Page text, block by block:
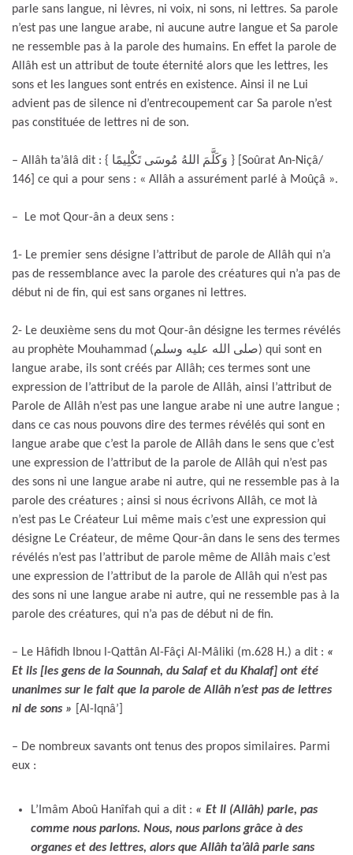
parle sans langue, ni lèvres, ni voix, ni sons, ni lettres. Sa parole
n’est pas une langue arabe, ni aucune autre langue et Sa parole
ne ressemble pas à la parole des humains. En effet la parole de
Allâh est un attribut de toute éternité alors que les lettres, les
sons et les langues sont entrés en existence. Ainsi il ne Lui
advient pas de silence ni d’entrecoupement car Sa parole n’est
pas constituée de lettres ni de son.
– Allâh ta’âlâ dit : { وَكَلَّمَ اللهُ مُوسَى تَكْلِيمًا } [Soûrat An-Niçâ/
146] ce qui a pour sens : « Allâh a assurément parlé à Moûçâ ».
– Le mot Qour-ân a deux sens :
1- Le premier sens désigne l’attribut de parole de Allâh qui n’a
pas de ressemblance avec la parole des créatures qui n’a pas de
début ni de fin, qui est sans organes ni lettres.
2- Le deuxième sens du mot Qour-ân désigne les termes révélés
au prophète Mouhammad (صلى الله عليه وسلم) qui sont en
langue arabe, ils sont créés par Allâh; ces termes sont une
expression de l’attribut de la parole de Allâh, ainsi l’attribut de
Parole de Allâh n’est pas une langue arabe ni une autre langue ;
dans ce cas nous pouvons dire des termes révélés qui sont en
langue arabe que c’est la parole de Allâh dans le sens que c’est
une expression de l’attribut de la parole de Allâh qui n’est pas
des sons ni une langue arabe ni autre, qui ne ressemble pas à la
parole des créatures ; ainsi si nous écrivons Allâh, ce mot là
n’est pas Le Créateur Lui même mais c’est une expression qui
désigne Le Créateur, de même Qour-ân dans le sens des termes
révélés n’est pas l’attribut de parole même de Allâh mais c’est
une expression de l’attribut de la parole de Allâh qui n’est pas
des sons ni une langue arabe ni autre, qui ne ressemble pas à la
parole des créatures, qui n’a pas de début ni de fin.
– Le Hâfidh Ibnou l-Qattân Al-Fâçi Al-Mâliki (m.628 H.) a dit : «
Et ils [les gens de la Sounnah, du Salaf et du Khalaf] ont été
unanimes sur le fait que la parole de Allâh n’est pas de lettres
ni de sons »
[Al-Iqnâ’]
– De nombreux savants ont tenus des propos similaires. Parmi
eux :
L’Imâm Aboû Hanîfah qui a dit : « Et Il (Allâh) parle, pas
comme nous parlons. Nous, nous parlons grâce à des
organes et des lettres, alors que Allâh ta’âlâ parle sans